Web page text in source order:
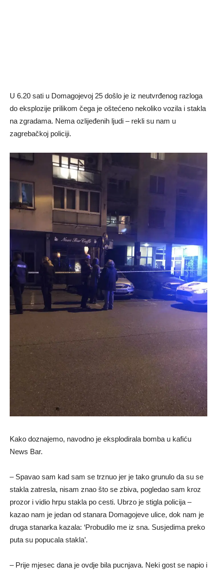
U 6.20 sati u Domagojevoj 25 došlo je iz neutvrđenog razloga
do eksplozije prilikom čega je oštećeno nekoliko vozila i stakla
na zgradama. Nema ozlijeđenih ljudi – rekli su nam u
zagrebačkoj policiji.
Kako doznajemo, navodno je eksplodirala bomba u kafiću
News Bar.
– Spavao sam kad sam se trznuo jer je tako grunulo da su se
stakla zatresla, nisam znao što se zbiva, pogledao sam kroz
prozor i vidio hrpu stakla po cesti. Ubrzo je stigla policija –
kazao nam je jedan od stanara Domagojeve ulice, dok nam je
druga stanarka kazala: ‘Probudilo me iz sna. Susjedima preko
puta su popucala stakla’.
– Prije mjesec dana je ovdje bila pucnjava. Neki gost se napio i